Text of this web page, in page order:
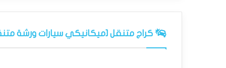
كراج متنقل [ميكانيكي سيارات ورشة